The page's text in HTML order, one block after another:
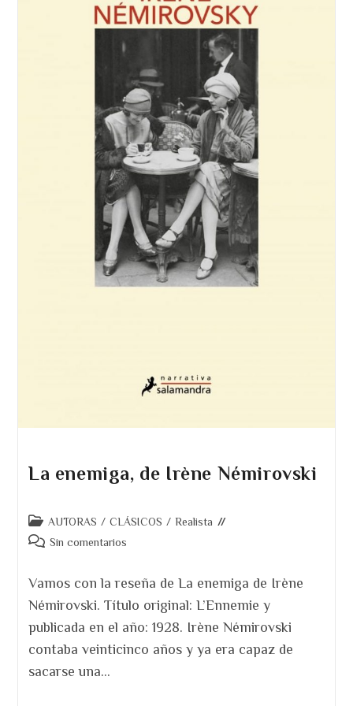
La enemiga, de Irène Némirovski
Categoría
de
AUTORAS / CLÁSICOS / Realista
Comentarios
entrada:
Sin comentarios
Vamos con la reseña de La enemiga de Irène
Némirovski. Título original: L’Ennemie y
publicada en el año: 1928. Irène Némirovski
contaba veinticinco años y ya era capaz de
sacarse una…